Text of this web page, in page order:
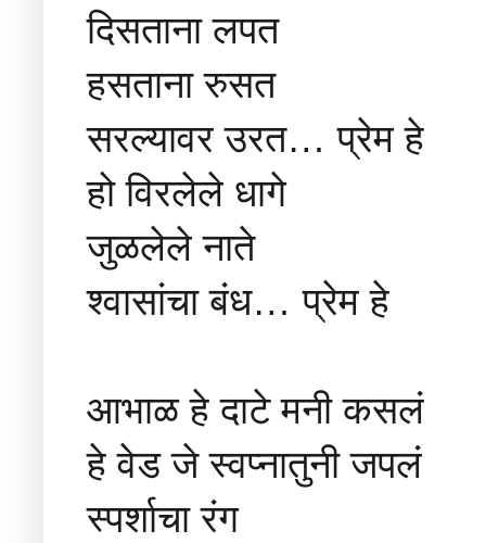
दिसताना लपत
हसताना रुसत
सरल्यावर उरत… प्रेम हे
हो विरलेले धागे
जुळलेले नाते
श्वासांचा बंध… प्रेम हे
आभाळ हे दाटे मनी कसलं
हे वेड जे स्वप्नातुनी जपलं
स्पर्शाचा रंग